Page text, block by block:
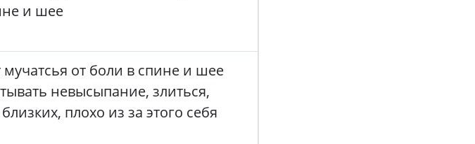
и шее
от боли в спине и шее
невысыпание, злиться,
плохо из за этого себя